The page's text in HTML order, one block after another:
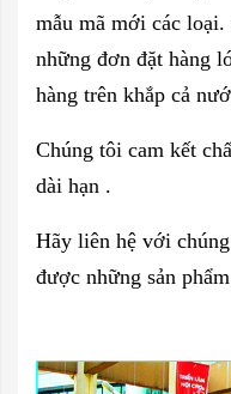
mẫu mã mới các loại.
những đơn đặt hàng
hàng trên khắp cả
Chúng tôi cam kết
dài hạn .
Hãy liên hệ với
được những sản